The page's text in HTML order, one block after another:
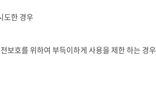
도한 경우
보호를 위하여 부득이하게 사용을 제한 하는 경우